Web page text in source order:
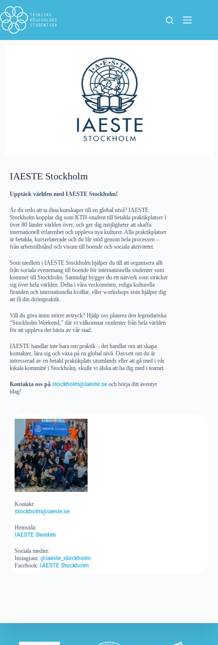
IAESTE Stockholm
Upptäck världen med IAESTE Stockholm!
Är du redo att ta dina kunskaper till en global nivå? IAESTE
Stockholm kopplar dig som KTH-student till betalda praktikplatser i
över 80 länder världen över, och ger dig möjligheter att skaffa
internationell erfarenhet och uppleva nya kulturer. Alla praktikplatser
är betalda, kursrelaterade och du får stöd genom hela processen –
från arbetstillstånd och visum till boende och sociala aktiviteter.
Som medlem i IAESTE Stockholm hjälper du till att organisera allt
från sociala evenemang till boende för internationella studenter som
kommer till Stockholm. Samtidigt bygger du ett nätverk som sträcker
sig över hela världen. Delta i våra veckomöten, roliga kulturella
firanden och internationella kvällar, eller workshops som hjälper dig
att få din drömpraktik.
Vill du göra ännu större avtryck? Hjälp oss planera den legendariska
“Stockholm Weekend,” där vi välkomnar studenter från hela världen
för att uppleva det bästa av vår stad.
IAESTE handlar inte bara om praktik – det handlar om att skapa
kontakter, lära sig och växa på en global nivå. Oavsett om du är
intresserad av en betald praktikplats utomlands eller att gå med i vår
lokala kommitté i Stockholm, skulle vi älska att ha dig med i teamet.
Kontakta oss på stockholm@iaeste.seoch börja ditt äventyr
idag!
Kontakt:
stockholm@iaeste.se
Hemsida:
IAESTE Sweden
Sociala medier:
Instagram: @iaeste_stockholm
Facebook: IAESTE Stockholm